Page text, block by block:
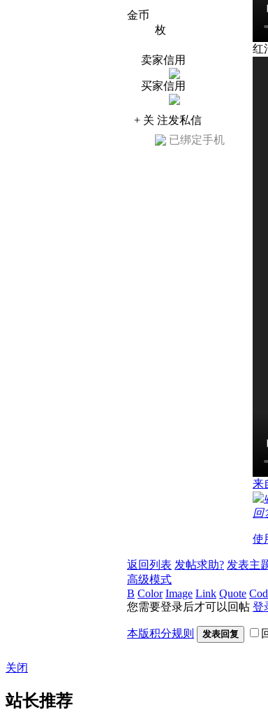
金币
枚
卖家信用
买家信用
+ 关 注发私信
已绑定手机
红
来
回
使
返回列表 发帖求助? 发表主
高级模式
B Color Image Link Quote
您需要登录后才可以回帖 登
本版积分规则 发表回复
关闭
站长推荐